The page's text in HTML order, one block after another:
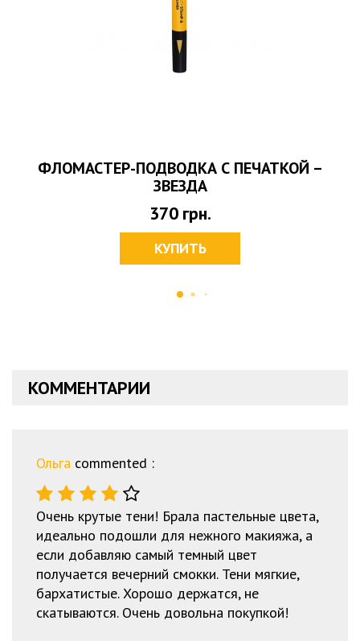
ФЛОМАСТЕР-ПОДВОДКА С ПЕЧАТКОЙ –
ЗВЕЗДА
370 грн.
КУПИТЬ
КОММЕНТАРИИ
Ольга commented :
Очень крутые тени! Брала пастельные цвета,
идеально подошли для нежного макияжа, а
если добавляю самый темный цвет
получается вечерний смокки. Тени мягкие,
бархатистые. Хорошо держатся, не
скатываются. Очень довольна покупкой!